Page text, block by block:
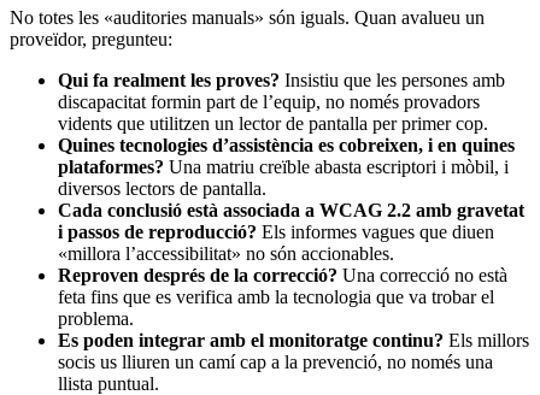
No totes les «auditories manuals» són iguals. Quan avalueu un
proveïdor, pregunteu:
Qui fa realment les proves? Insistiu que les persones amb
discapacitat formin part de l’equip, no només provadors
vidents que utilitzen un lector de pantalla per primer cop.
Quines tecnologies d’assistència es cobreixen, i en quines
plataformes? Una matriu creïble abasta escriptori i mòbil, i
diversos lectors de pantalla.
Cada conclusió està associada a WCAG 2.2 amb gravetat
i passos de reproducció? Els informes vagues que diuen
«millora l’accessibilitat» no són accionables.
Reproven després de la correcció? Una correcció no està
feta fins que es verifica amb la tecnologia que va trobar el
problema.
Es poden integrar amb el monitoratge continu? Els millors
socis us lliuren un camí cap a la prevenció, no només una
llista puntual.